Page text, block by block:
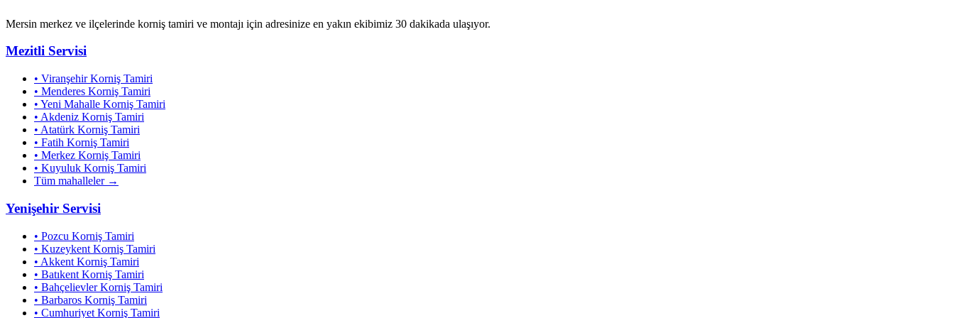
Mersin merkez ve ilçelerinde korniş tamiri ve montajı için adresinize en yakın ekibimiz 30 dakikada ulaşıyor.
Mezitli Servisi
• ViranşehirKorniş Tamiri
• Menderes Korniş Tamiri
• Yeni Mahalle Korniş Tamiri
• Akdeniz Korniş Tamiri
• Atatürk Korniş Tamiri
• Fatih Korniş Tamiri
• Merkez Korniş Tamiri
• Kuyuluk Korniş Tamiri
Tüm mahalleler →
Yenişehir Servisi
• Pozcu Korniş Tamiri
• Kuzeykent Korniş Tamiri
• Akkent Korniş Tamiri
• Batıkent Korniş Tamiri
• BahçelievlerKorniş Tamiri
• Barbaros Korniş Tamiri
• Cumhuriyet Korniş Tamiri